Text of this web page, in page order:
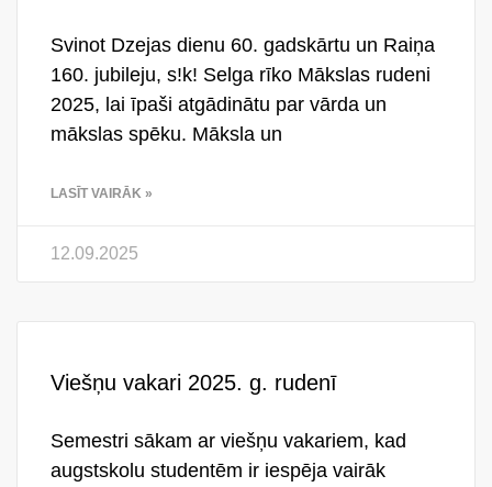
Svinot Dzejas dienu 60. gadskārtu un Raiņa
160. jubileju, s!k! Selga rīko Mākslas rudeni
2025, lai īpaši atgādinātu par vārda un
mākslas spēku. Māksla un
LASĪT VAIRĀK »
12.09.2025
Viešņu vakari 2025. g. rudenī
Semestri sākam ar viešņu vakariem, kad
augstskolu studentēm ir iespēja vairāk